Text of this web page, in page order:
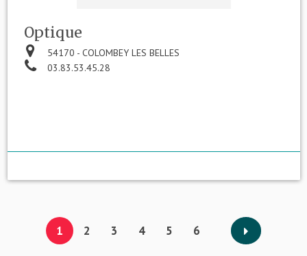
Optique
54170 - COLOMBEY LES BELLES
03.83.53.45.28
1 2 3 4 5 6